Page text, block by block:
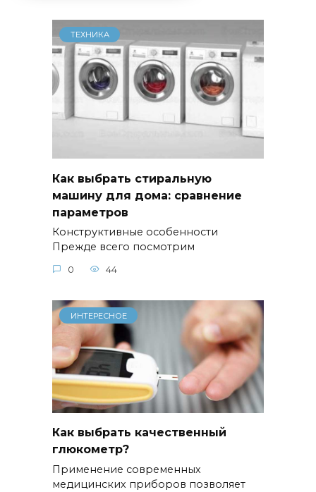
ТЕХНИКА
Как выбрать стиральную
машину для дома: сравнение
параметров
Конструктивные особенности
Прежде всего посмотрим
0 44
ИНТЕРЕСНОЕ
Как выбрать качественный
глюкометр?
Применение современных
медицинских приборов позволяет